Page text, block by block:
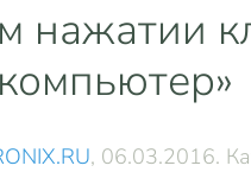
нажатии
, 06.03.2016.